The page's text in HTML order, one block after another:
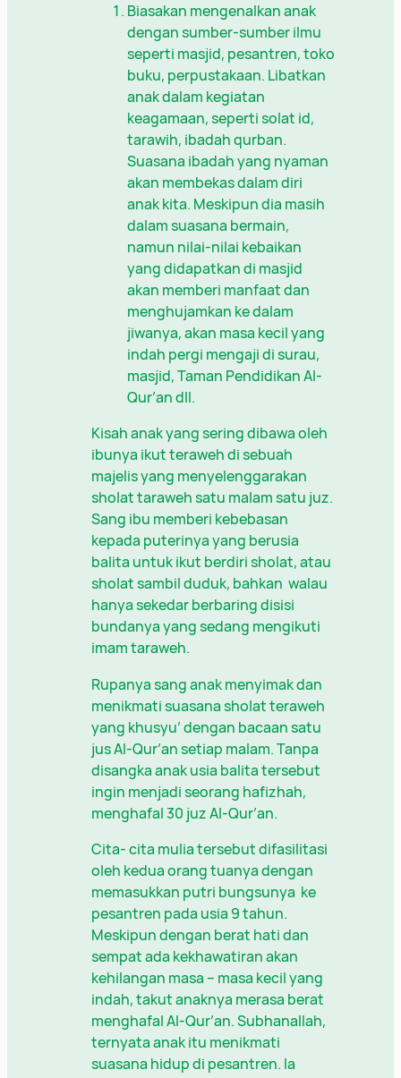
Biasakan mengenalkan anak
dengan sumber-sumber ilmu
seperti masjid, pesantren, toko
buku, perpustakaan. Libatkan
anak dalam kegiatan
keagamaan, seperti solat id,
tarawih, ibadah qurban.
Suasana ibadah yang nyaman
akan membekas dalam diri
anak kita. Meskipun dia masih
dalam suasana bermain,
namun nilai-nilai kebaikan
yang didapatkan di masjid
akan memberi manfaat dan
menghujamkan ke dalam
jiwanya, akan masa kecil yang
indah pergi mengaji di surau,
masjid, Taman Pendidikan Al-
Qur’an dll.
Kisah anak yang sering dibawa oleh
ibunya ikut teraweh di sebuah
majelis yang menyelenggarakan
sholat taraweh satu malam satu juz.
Sang ibu memberi kebebasan
kepada puterinya yang berusia
balita untuk ikut berdiri sholat, atau
sholat sambil duduk, bahkan walau
hanya sekedar berbaring disisi
bundanya yang sedang mengikuti
imam taraweh.
Rupanya sang anak menyimak dan
menikmati suasana sholat teraweh
yang khusyu’ dengan bacaan satu
jus Al-Qur’an setiap malam. Tanpa
disangka anak usia balita tersebut
ingin menjadi seorang hafizhah,
menghafal 30 juz Al-Qur’an.
Cita- cita mulia tersebut difasilitasi
oleh kedua orang tuanya dengan
memasukkan putri bungsunya ke
pesantren pada usia 9 tahun.
Meskipun dengan berat hati dan
sempat ada kekhawatiran akan
kehilangan masa – masa kecil yang
indah, takut anaknya merasa berat
menghafal Al-Qur’an. Subhanallah,
ternyata anak itu menikmati
suasana hidup di pesantren. Ia